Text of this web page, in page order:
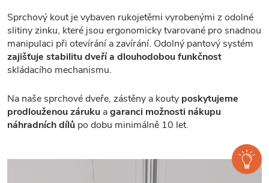
Sprchový kout je vybaven rukojetěmi vyrobenými z odolné
slitiny zinku, které jsou ergonomicky tvarované pro snadnou
manipulaci při otevírání a zavírání. Odolný pantový systém
zajišťuje stabilitu dveří a dlouhodobou funkčnost
skládacího mechanismu.
Na naše sprchové dveře, zástěny a kouty poskytujeme
prodlouženou záruku agaranci možnosti nákupu
náhradních dílů po dobu minimálně 10 let.